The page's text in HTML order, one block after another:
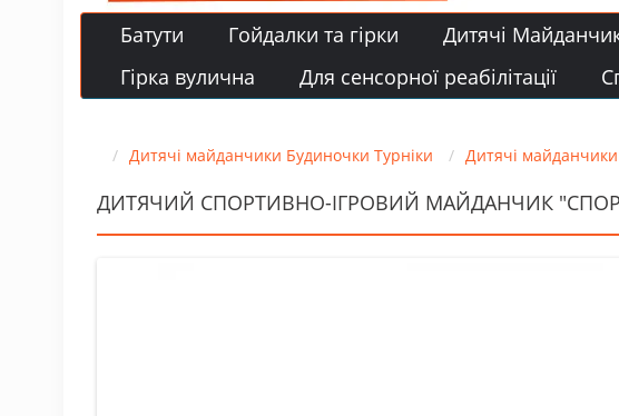
Батути Гойдалки та гірки Дитячі
Гірка вулична
Для сенсорної реабілітації
Дитячі майданчики Будиночки Турніки Дитячі майданчики
ДИТЯЧИЙ СПОРТИВНО-ІГРОВИЙ МАЙДАНЧИК